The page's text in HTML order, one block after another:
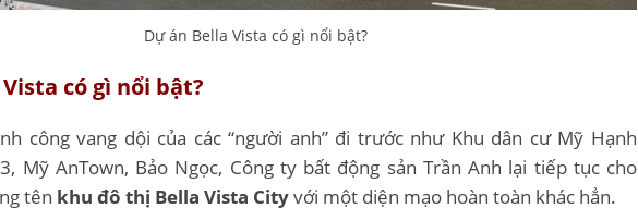
Dự án Bella Vista có gì nổi bật?
có gì nổi bật?
công vang dội của các “người anh” đi trước như Khu dân cư Mỹ Hạnh
Mỹ AnTown, Bảo Ngọc, Công ty bất động sản Trần Anh lại tiếp tục cho
tên khu đô thị Bella Vista Cityvới một diện mạo hoàn toàn khác hẳn.